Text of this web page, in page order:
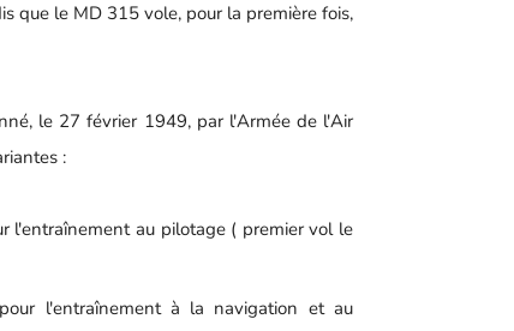
que le MD 315 vole, pour la première fois,
le 27 février 1949, par l'Armée de l'Air
:
l'entraînement au pilotage ( premier vol le
l'entraînement à la navigation et au